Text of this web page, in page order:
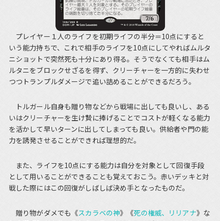
プレイヤー１人のライフを初期ライフの半分＝10点にすると
いう能力持ちで、これで相手のライフを10点にしてやればムルタ
ニショットで突然死も十分にあり得る。そうでなくても相手はム
ルタニをブロックせざるを得ず、クリーチャーを一方的に失わせ
つつトランプルダメージで追い詰めることができるだろう。
トルガール自身も贈り物などから戦場に出しても良いし、ある
いはクリーチャーを生け贄に捧げることでコストが軽くなる能力
を活かして早いターンに出してしまっても良い。供給者や門の能
力を誘発させることができれば理想的だ。
また、ライフを10点にする能力は自分を対象として回復手段
として用いることができることも覚えておこう。赤いデッキと対
戦した際にはこの回復がしばしば決め手となったものだ。
贈り物がダメでも《スカラベの神》《死の権威、リリアナ》な